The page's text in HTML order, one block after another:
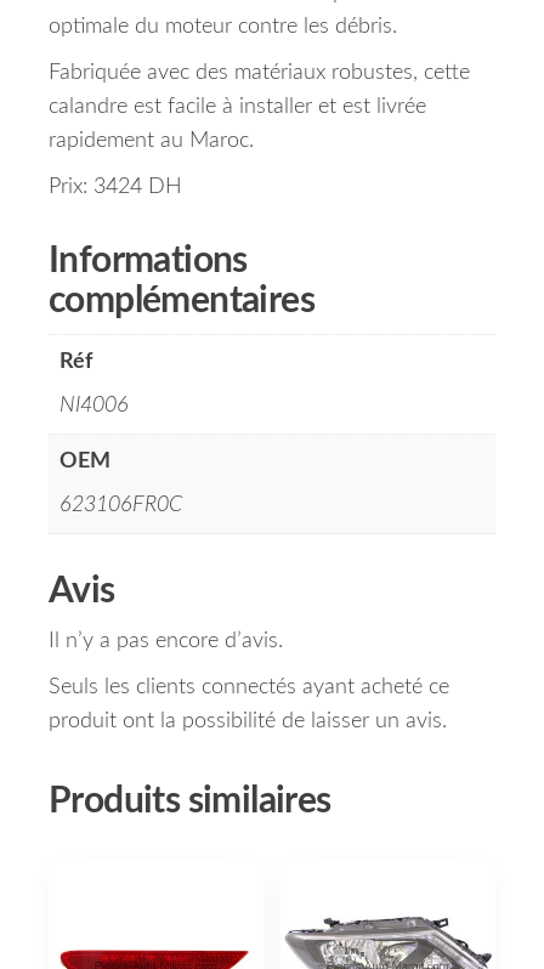
optimale du moteur contre les débris.
Fabriquée avec des matériaux robustes, cette
calandre est facile à installer et est livrée
rapidement au Maroc.
Prix: 3424 DH
Informations
complémentaires
Réf
NI4006
OEM
623106FR0C
Avis
Il n’y a pas encore d’avis.
Seuls les clients connectés ayant acheté ce
produit ont la possibilité de laisser un avis.
Produits similaires